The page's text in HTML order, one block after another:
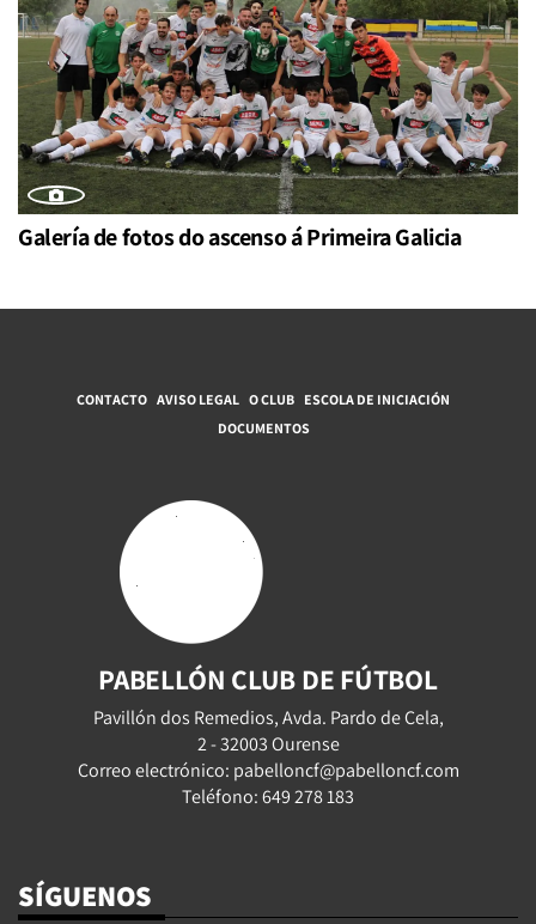
Galería de fotos do ascenso á Primeira Galicia
CONTACTO AVISO LEGAL O CLUB ESCOLA DE INICIACIÓN
DOCUMENTOS
PABELLÓN CLUB DE FÚTBOL
Pavillón dos Remedios, Avda. Pardo de Cela,
2 - 32003 Ourense
Correo electrónico: pabelloncf@pabelloncf.com
Teléfono: 649 278 183
SÍGUENOS